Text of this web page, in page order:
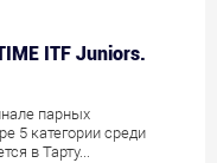
ITF Juniors.
парных
5 категории среди
в Тарту...